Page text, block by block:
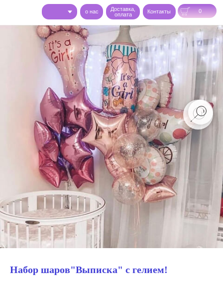
0
Доставка,
оплата
Контакты
Набор шаров"Выписка" с гелием!